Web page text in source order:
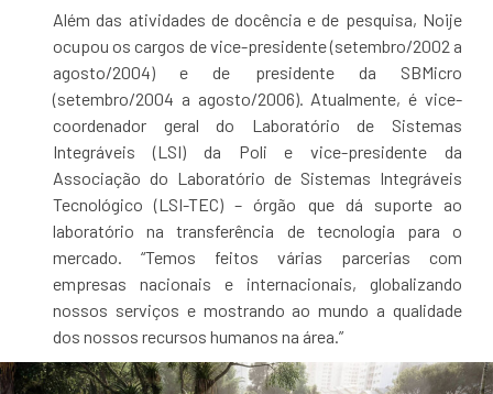
Além das atividades de docência e de pesquisa, Noije
ocupou os cargos de vice-presidente (setembro/2002 a
agosto/2004) e de presidente da SBMicro
(setembro/2004 a agosto/2006). Atualmente, é vice-
coordenador geral do Laboratório de Sistemas
Integráveis (LSI) da Poli e vice-presidente da
Associação do Laboratório de Sistemas Integráveis
Tecnológico (LSI-TEC) – órgão que dá suporte ao
laboratório na transferência de tecnologia para o
mercado. “Temos feitos várias parcerias com
empresas nacionais e internacionais, globalizando
nossos serviços e mostrando ao mundo a qualidade
dos nossos recursos humanos na área.”